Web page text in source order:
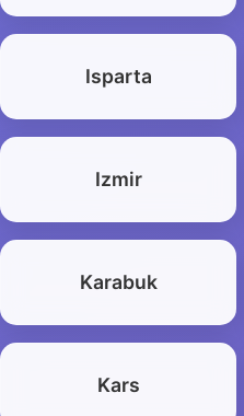
Isparta
Izmir
Karabuk
Kars